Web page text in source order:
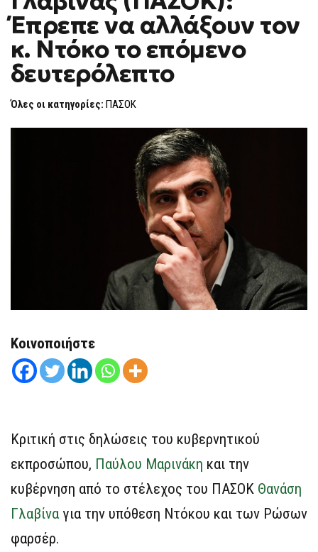
(ΠΑΣΟΚ):
ΈΠΡΕΠΕ
ΝΑ
ΑΛΛΆΞΟΥΝ
ΤΟΝ
Κ.
ΝΤΌΚΟ
ΤΟ
ΔΕΥΤΕΡΌΛΕΠΤΟ
Έπρεπε να αλλάξουν τον
κ. Ντόκο το επόμενο
δευτερόλεπτο
Όλες οι κατηγορίες: ΠΑΣΟΚ
Κοινοποιήστε
Κριτική στις δηλώσεις του κυβερνητικού
εκπροσώπου, Παύλου Μαρινάκη και την
κυβέρνηση από το στέλεχος του ΠΑΣΟΚ Θανάση
Γλαβίνα για την υπόθεση Ντόκου και των Ρώσων
φαρσέρ.